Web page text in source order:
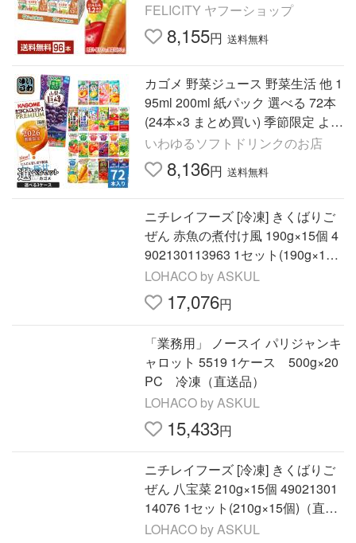
FELICITY ヤフーショップ
8,155円 送料無料
カゴメ 野菜ジュース 野菜生活 他 1
95ml 200ml 紙パック 選べる 72本
(24本×3 まとめ買い) 季節限定 より
どり にんじんプレミアム 巨峰
いわゆるソフトドリンクのお店
8,136円 送料無料
ニチレイフーズ [冷凍] きくばりご
ぜん 赤魚の煮付け風 190g×15個 4
902130113963 1セット(190g×15
個)（直送品）
LOHACO by ASKUL
17,076円
「業務用」 ノースイ パリジャンキ
ャロット 5519 1ケース 500g×20
PC 冷凍（直送品）
LOHACO by ASKUL
15,433円
ニチレイフーズ [冷凍] きくばりご
ぜん 八宝菜 210g×15個 49021301
14076 1セット(210g×15個)（直送
品）
LOHACO by ASKUL